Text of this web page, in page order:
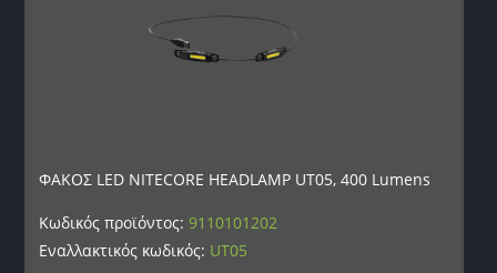
ΦΑΚΟΣ LED NITECORE HEADLAMP UT05, 400 Lumens
Κωδικός προϊόντος:9110101202
Εναλλακτικός κωδικός: UT05